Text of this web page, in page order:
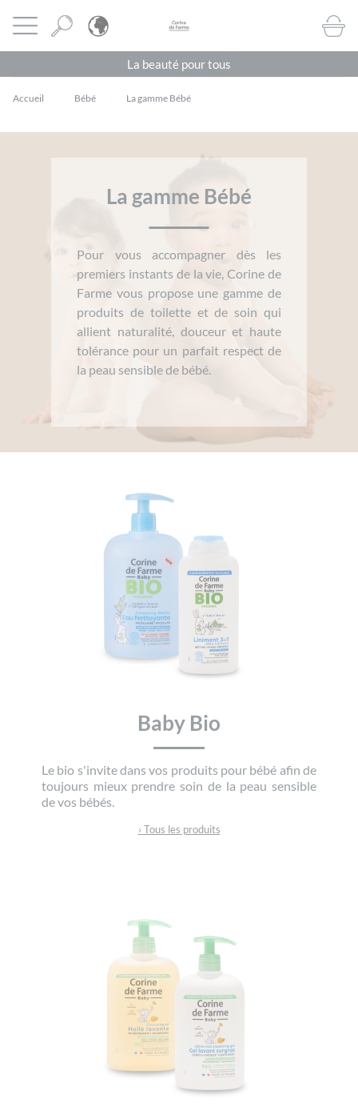
Ouvrir le menu CORINE DE FARME BE
La beauté pour tous
Accueil Bébé La gamme Bébé
La gamme Bébé
Pour vous accompagner dès les
premiers instants de la vie, Corine de
Farme vous propose une gamme de
produits de toilette et de soin qui
allient naturalité, douceur et haute
tolérance pour un parfait respect de
la peau sensible de bébé.
Baby Bio
Le bio s'invite dans vos produits pour bébé afin de
toujours mieux prendre soin de la peau sensible
de vos bébés.
› Tous les produits